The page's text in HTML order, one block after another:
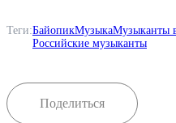
Теги:БайопикМузыкаМузыканты
Российские музыканты
Поделиться